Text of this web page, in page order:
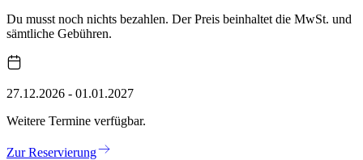
Du musst noch nichts bezahlen. Der Preis beinhaltet die MwSt. und
sämtliche Gebühren.
27.12.2026 - 01.01.2027
Weitere Termine verfügbar.
Zur Reservierung